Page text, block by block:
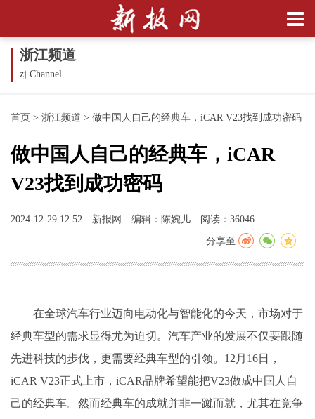
浙江频道
zj Channel
首页 > 浙江频道 > 做中国人自己的经典车，iCAR V23找到成功密码
做中国人自己的经典车，iCAR
V23找到成功密码
2024-12-29 12:52 新报网 编辑：陈婉儿 阅读：36046
分享至
在全球汽车行业迈向电动化与智能化的今天，市场对于
经典车型的需求显得尤为迫切。汽车产业的发展不仅要跟随
先进科技的步伐，更需要经典车型的引领。12月16日，
iCAR V23正式上市，iCAR品牌希望能把V23做成中国人自
己的经典车。然而经典车的成就并非一蹴而就，尤其在竞争